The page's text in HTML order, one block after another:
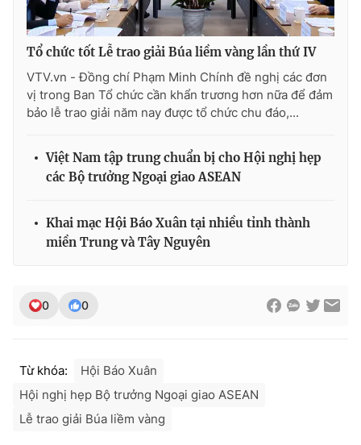
® Cấm sao chép dưới mọi hình thức nếu không có sự chấp
thuận bằng văn bản. Ghi rõ nguồn VTV.vn khi phát hành lại
thông tin từ website này.
Tổ chức tốt Lễ trao giải Búa liềm vàng lần thứ IV
VTV.vn - Đồng chí Phạm Minh Chính đề nghị các đơn
vị trong Ban Tổ chức cần khẩn trương hơn nữa để đảm
bảo lễ trao giải năm nay được tổ chức chu đáo,...
Việt Nam tập trung chuẩn bị cho Hội nghị hẹp
các Bộ trưởng Ngoại giao ASEAN
Khai mạc Hội Báo Xuân tại nhiều tỉnh thành
miền Trung và Tây Nguyên
0 0
Từ khóa:
Hội Báo Xuân
Hội nghị hẹp Bộ trưởng Ngoại giao ASEAN
Lễ trao giải Búa liềm vàng